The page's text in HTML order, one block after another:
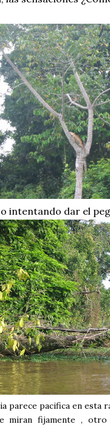
intentando dar el
parece pacifica en esta
miran fijamente ,